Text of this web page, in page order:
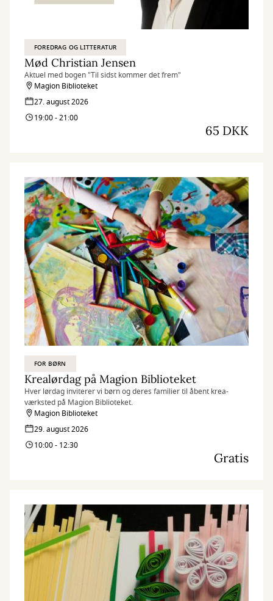
FOREDRAG OG LITTERATUR
Mød Christian Jensen
Aktuel med bogen "Til sidst kommer det frem"
Magion Biblioteket
27. august 2026
19:00 - 21:00
65 DKK
FOR BØRN
Krealørdag på Magion Biblioteket
Hver lørdag inviterer vi børn og deres familier til åbent krea-
værksted på Magion Biblioteket.
Magion Biblioteket
29. august 2026
10:00 - 12:30
Gratis